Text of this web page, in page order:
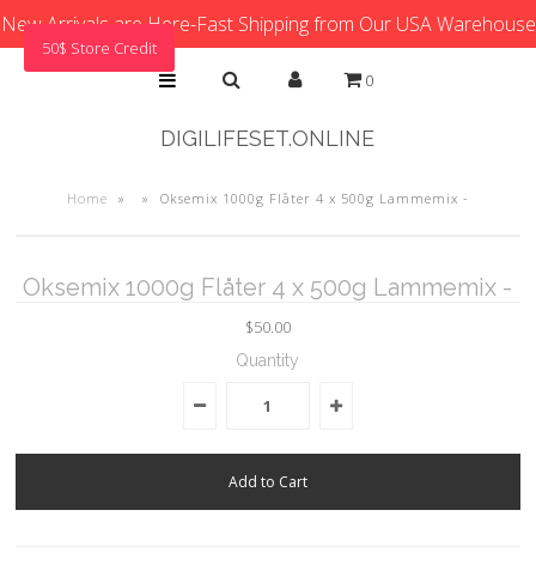
New Arrivals are Here-Fast Shipping from Our USA Warehouse
0
DIGILIFESET.ONLINE
Home » » Oksemix 1000g Flåter 4 x 500g Lammemix -
Oksemix 1000g Flåter 4 x 500g Lammemix -
$50.00
Quantity
50$ Store Credit